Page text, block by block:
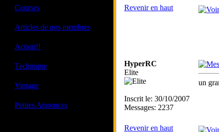
Courses
Articles de nos membres
Action!!
Technique
Vintage
Petites Annonces
Revenir en haut
HyperRC
Elite
Inscrit le: 30/10/2007
Messages: 2237
un
Revenir en haut